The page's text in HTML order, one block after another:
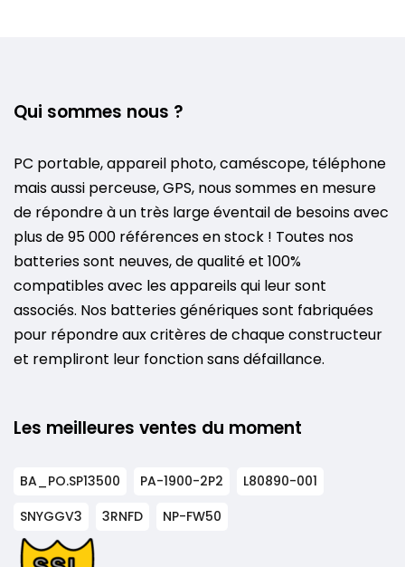
Qui sommes nous ?
PC portable, appareil photo, caméscope, téléphone
mais aussi perceuse, GPS, nous sommes en mesure
de répondre à un très large éventail de besoins avec
plus de 95 000 références en stock ! Toutes nos
batteries sont neuves, de qualité et 100%
compatibles avec les appareils qui leur sont
associés. Nos batteries génériques sont fabriquées
pour répondre aux critères de chaque constructeur
et rempliront leur fonction sans défaillance.
Les meilleures ventes du moment
BA_PO.SP13500 PA-1900-2P2
L80890-001
SNYGGV3
3RNFD NP-FW50